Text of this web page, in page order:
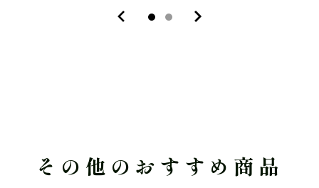
その他のおすすめ商品